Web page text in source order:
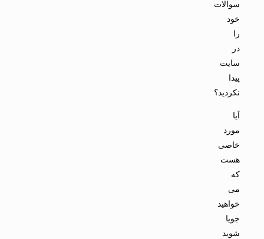
سوالات
خود
در
سایت
پیدا
نکردید؟
آیا
مورد
خاصی
هست
که
می
خواهید
جویا
شوید